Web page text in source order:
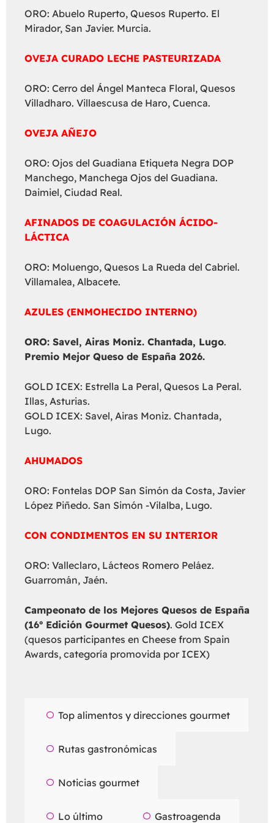
ORO: Abuelo Ruperto, Quesos Ruperto. El
Mirador, San Javier. Murcia.
OVEJA CURADO LECHE PASTEURIZADA
ORO: Cerro del Ángel Manteca Floral, Quesos
Villadharo. Villaescusa de Haro, Cuenca.
OVEJA AÑEJO
ORO: Ojos del Guadiana Etiqueta Negra DOP
Manchego, Manchega Ojos del Guadiana.
Daimiel, Ciudad Real.
AFINADOS DE COAGULACIÓN ÁCIDO-
LÁCTICA
ORO: Moluengo, Quesos La Rueda del Cabriel.
Villamalea, Albacete.
AZULES (ENMOHECIDO INTERNO)
ORO: Savel, Airas Moniz. Chantada, Lugo.
Premio Mejor Queso de España 2026.
GOLD ICEX: Estrella La Peral, Quesos La Peral.
Illas, Asturias.
GOLD ICEX: Savel, Airas Moniz. Chantada,
Lugo.
AHUMADOS
ORO: Fontelas DOP San Simón da Costa, Javier
López Piñedo. San Simón -Vilalba, Lugo.
CON CONDIMENTOS EN SU INTERIOR
ORO: Valleclaro, Lácteos Romero Peláez.
Guarromán, Jaén.
Campeonato de los Mejores Quesos de España
(16º Edición Gourmet Quesos). Gold ICEX
(quesos participantes en Cheese from Spain
Awards, categoría promovida por ICEX)
Top alimentos y direcciones gourmet
Rutas gastronómicas
Noticias gourmet
Lo último Gastroagenda